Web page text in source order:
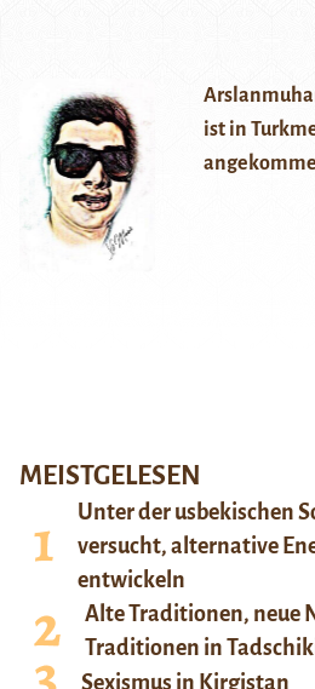
ist in
MEISTGELESEN
Unter der usbekischen
versucht, alternative
entwickeln
Alte Traditionen, neue
Traditionen in
Sexismus in Kirgistan